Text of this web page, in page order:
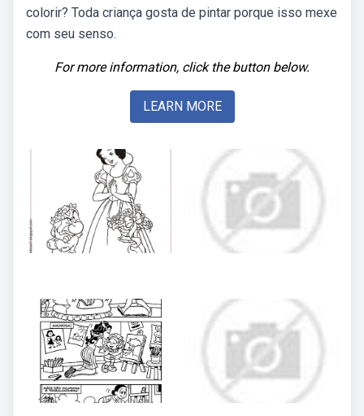
colorir? Toda criança gosta de pintar porque isso mexe
com seu senso.
For more information, click the button below.
LEARN MORE